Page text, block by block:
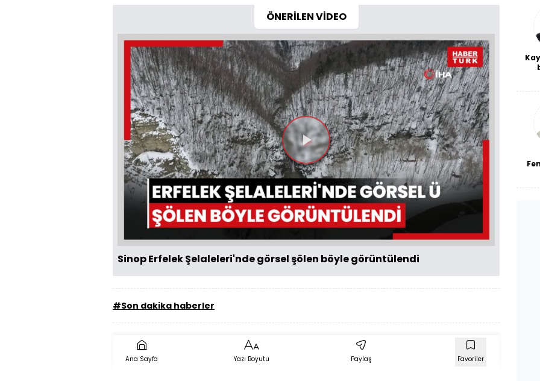
ÖNERİLEN VİDEO
Videoyu
Oynat
Sinop Erfelek Şelaleleri'nde görsel şölen böyle görüntülendi
#Son dakika haberler
Ana Sayfa Yazı Boyutu Paylaş Favoriler